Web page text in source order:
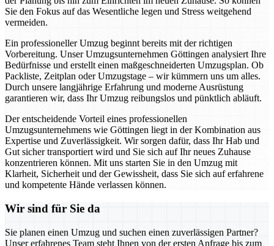
Sie den Fokus auf das Wesentliche legen und Stress weitgehend
vermeiden.
Ein professioneller Umzug beginnt bereits mit der richtigen
Vorbereitung. Unser Umzugsunternehmen Göttingen analysiert Ihre
Bedürfnisse und erstellt einen maßgeschneiderten Umzugsplan. Ob
Packliste, Zeitplan oder Umzugstage – wir kümmern uns um alles.
Durch unsere langjährige Erfahrung und moderne Ausrüstung
garantieren wir, dass Ihr Umzug reibungslos und pünktlich abläuft.
Der entscheidende Vorteil eines professionellen
Umzugsunternehmens wie Göttingen liegt in der Kombination aus
Expertise und Zuverlässigkeit. Wir sorgen dafür, dass Ihr Hab und
Gut sicher transportiert wird und Sie sich auf Ihr neues Zuhause
konzentrieren können. Mit uns starten Sie in den Umzug mit
Klarheit, Sicherheit und der Gewissheit, dass Sie sich auf erfahrene
und kompetente Hände verlassen können.
Wir sind für Sie da
Sie planen einen Umzug und suchen einen zuverlässigen Partner?
Unser erfahrenes Team steht Ihnen von der ersten Anfrage bis zum